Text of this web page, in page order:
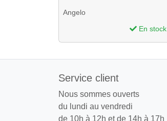
Angelo
En stock
Service client
Nous sommes ouverts
du lundi au vendredi
de 10h à 12h et de 14h à 17h